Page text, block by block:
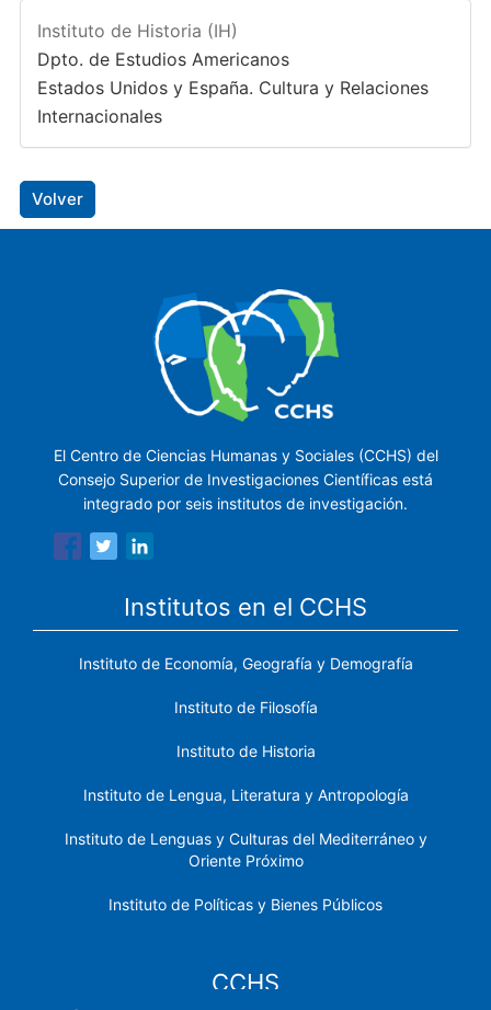
Instituto de Historia (IH)
Dpto. de Estudios Americanos
Estados Unidos y España. Cultura y Relaciones
Internacionales
Volver
El Centro de Ciencias Humanas y Sociales (CCHS) del
Consejo Superior de Investigaciones Científicas está
integrado por seis institutos de investigación.
Institutos en el CCHS
Instituto de Economía, Geografía y Demografía
Instituto de Filosofía
Instituto de Historia
Instituto de Lengua, Literatura y Antropología
Instituto de Lenguas y Culturas del Mediterráneo y
Oriente Próximo
Instituto de Políticas y Bienes Públicos
CCHS